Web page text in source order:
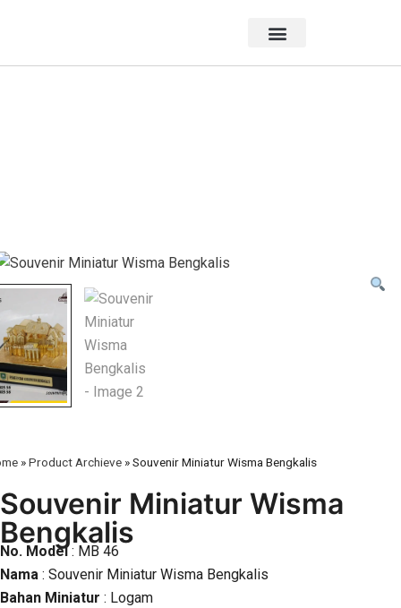
»Product Archieve »Souvenir Miniatur Wisma Bengkalis
Souvenir Miniatur Wisma
Bengkalis
No. Model: MB 46
Nama : Souvenir Miniatur Wisma Bengkalis
Bahan Miniatur : Logam